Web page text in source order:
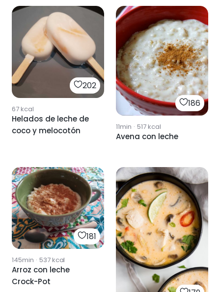
202
67kcal
Helados de leche de
coco y melocotón
186
11min · 517kcal
Avena con leche
181
145min · 537kcal
Arroz con leche
Crock-Pot